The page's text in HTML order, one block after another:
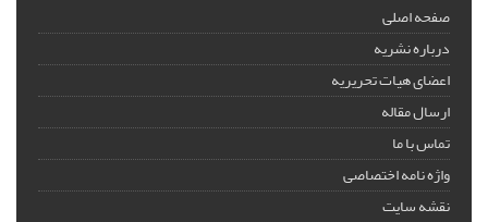
صفحه اصلی
درباره نشریه
اعضای هیات تحریریه
ارسال مقاله
تماس با ما
واژه نامه اختصاصی
نقشه سایت